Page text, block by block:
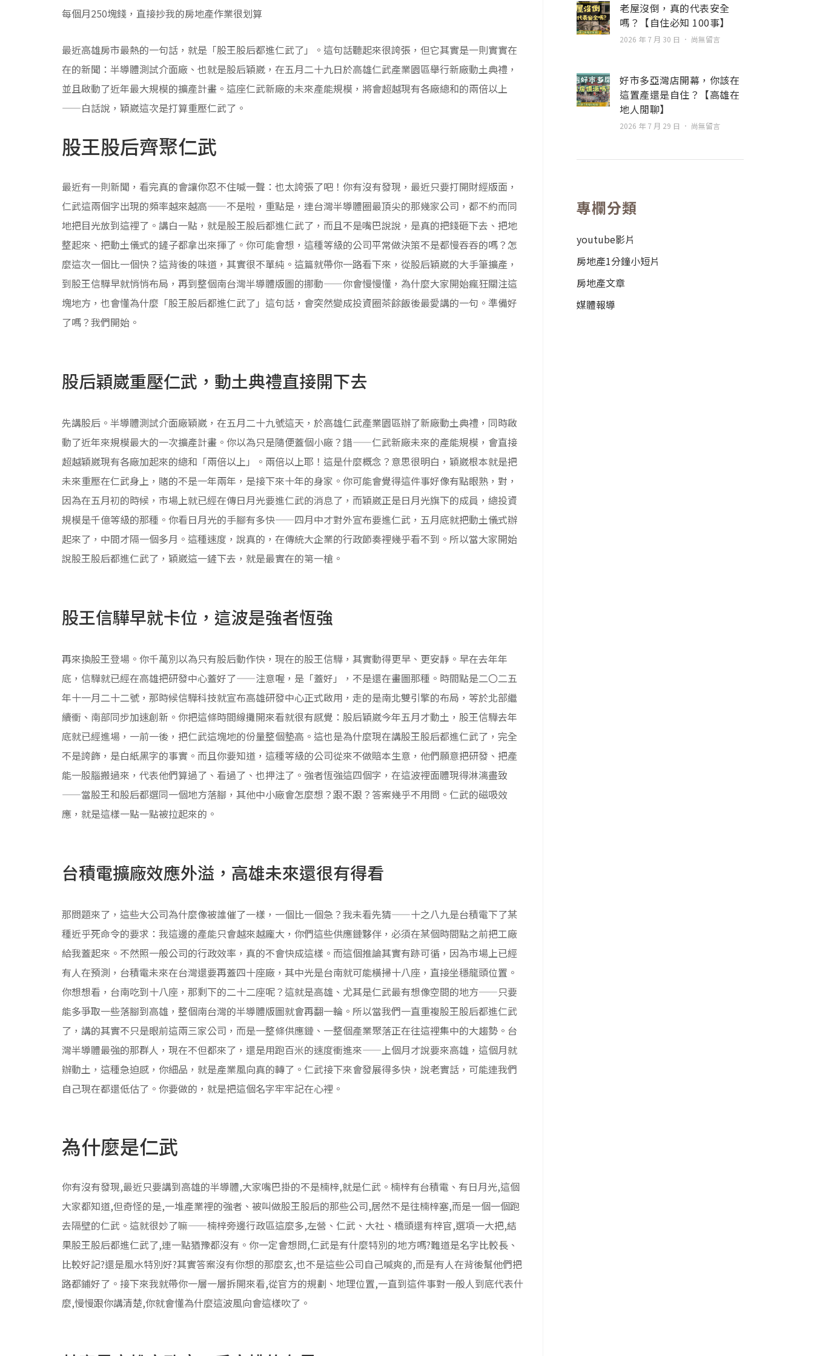
每個月250塊錢，直接抄我的房地產作業很划算
最近高雄房市最熱的一句話，就是「股王股后都進仁武了」。這句話聽起來很誇張，但它其實是一則實實在
在的新聞：半導體測試介面廠、也就是股后穎崴，在五月二十九日於高雄仁武產業園區舉行新廠動土典禮，
並且啟動了近年最大規模的擴產計畫。這座仁武新廠的未來產能規模，將會超越現有各廠總和的兩倍以上
——白話說，穎崴這次是打算重壓仁武了。
股王股后齊聚仁武
最近有一則新聞，看完真的會讓你忍不住喊一聲：也太誇張了吧！你有沒有發現，最近只要打開財經版面，
仁武這兩個字出現的頻率越來越高——不是啦，重點是，連台灣半導體圈最頂尖的那幾家公司，都不約而同
地把目光放到這裡了。講白一點，就是股王股后都進仁武了，而且不是嘴巴說說，是真的把錢砸下去、把地
整起來、把動土儀式的鏟子都拿出來揮了。你可能會想，這種等級的公司平常做決策不是都慢吞吞的嗎？怎
麼這次一個比一個快？這背後的味道，其實很不單純。這篇就帶你一路看下來，從股后穎崴的大手筆擴產，
到股王信驊早就悄悄布局，再到整個南台灣半導體版圖的挪動——你會慢慢懂，為什麼大家開始瘋狂關注這
塊地方，也會懂為什麼「股王股后都進仁武了」這句話，會突然變成投資圈茶餘飯後最愛講的一句。準備好
了嗎？我們開始。
股后穎崴重壓仁武，動土典禮直接開下去
先講股后。半導體測試介面廠穎崴，在五月二十九號這天，於高雄仁武產業園區辦了新廠動土典禮，同時啟
動了近年來規模最大的一次擴產計畫。你以為只是隨便蓋個小廠？錯——仁武新廠未來的產能規模，會直接
超越穎崴現有各廠加起來的總和「兩倍以上」。兩倍以上耶！這是什麼概念？意思很明白，穎崴根本就是把
未來重壓在仁武身上，賭的不是一年兩年，是接下來十年的身家。你可能會覺得這件事好像有點眼熟，對，
因為在五月初的時候，市場上就已經在傳日月光要進仁武的消息了，而穎崴正是日月光旗下的成員，總投資
規模是千億等級的那種。你看日月光的手腳有多快——四月中才對外宣布要進仁武，五月底就把動土儀式辦
起來了，中間才隔一個多月。這種速度，說真的，在傳統大企業的行政節奏裡幾乎看不到。所以當大家開始
說股王股后都進仁武了，穎崴這一鏟下去，就是最實在的第一槍。
股王信驊早就卡位，這波是強者恆強
再來換股王登場。你千萬別以為只有股后動作快，現在的股王信驊，其實動得更早、更安靜。早在去年年
底，信驊就已經在高雄把研發中心蓋好了——注意喔，是「蓋好」，不是還在畫圖那種。時間點是二〇二五
年十一月二十二號，那時候信驊科技就宣布高雄研發中心正式啟用，走的是南北雙引擎的布局，等於北部繼
續衝、南部同步加速創新。你把這條時間線攤開來看就很有感覺：股后穎崴今年五月才動土，股王信驊去年
底就已經進場，一前一後，把仁武這塊地的份量整個墊高。這也是為什麼現在講股王股后都進仁武了，完全
不是誇飾，是白紙黑字的事實。而且你要知道，這種等級的公司從來不做賠本生意，他們願意把研發、把產
能一股腦搬過來，代表他們算過了、看過了、也押注了。強者恆強這四個字，在這波裡面體現得淋漓盡致
——當股王和股后都選同一個地方落腳，其他中小廠會怎麼想？跟不跟？答案幾乎不用問。仁武的磁吸效
應，就是這樣一點一點被拉起來的。
台積電擴廠效應外溢，高雄未來還很有得看
那問題來了，這些大公司為什麼像被誰催了一樣，一個比一個急？我未看先猜——十之八九是台積電下了某
種近乎死命令的要求：我這邊的產能只會越來越龐大，你們這些供應鏈夥伴，必須在某個時間點之前把工廠
給我蓋起來。不然照一般公司的行政效率，真的不會快成這樣。而這個推論其實有跡可循，因為市場上已經
有人在預測，台積電未來在台灣還要再蓋四十座廠，其中光是台南就可能橫掃十八座，直接坐穩龍頭位置。
你想想看，台南吃到十八座，那剩下的二十二座呢？這就是高雄、尤其是仁武最有想像空間的地方——只要
能多爭取一些落腳到高雄，整個南台灣的半導體版圖就會再翻一輪。所以當我們一直重複股王股后都進仁武
了，講的其實不只是眼前這兩三家公司，而是一整條供應鏈、一整個產業聚落正在往這裡集中的大趨勢。台
灣半導體最強的那群人，現在不但都來了，還是用跑百米的速度衝進來——上個月才說要來高雄，這個月就
辦動土，這種急迫感，你細品，就是產業風向真的轉了。仁武接下來會發展得多快，說老實話，可能連我們
自己現在都還低估了。你要做的，就是把這個名字牢牢記在心裡。
為什麼是仁武
你有沒有發現,最近只要講到高雄的半導體,大家嘴巴掛的不是楠梓,就是仁武。楠梓有台積電、有日月光,這個
大家都知道,但奇怪的是,一堆產業裡的強者、被叫做股王股后的那些公司,居然不是往楠梓塞,而是一個一個跑
去隔壁的仁武。這就很妙了嘛——楠梓旁邊行政區這麼多,左營、仁武、大社、橋頭還有梓官,選項一大把,結
果股王股后都進仁武了,連一點猶豫都沒有。你一定會想問,仁武是有什麼特別的地方嗎?難道是名字比較長、
比較好記?還是風水特別好?其實答案沒有你想的那麼玄,也不是這些公司自己喊爽的,而是有人在背後幫他們把
路都鋪好了。接下來我就帶你一層一層拆開來看,從官方的規劃、地理位置,一直到這件事對一般人到底代表什
麼,慢慢跟你講清楚,你就會懂為什麼這波風向會這樣吹了。
老屋沒倒，真的代表安全
嗎？【自住必知 100事】
2026 年 7 月 30 日 尚無留言
好市多亞灣店開幕，你該在
這置產還是自住？【高雄在
地人閒聊】
2026 年 7 月 29 日 尚無留言
專欄分類
youtube影片
房地產1分鐘小短片
房地產文章
媒體報導